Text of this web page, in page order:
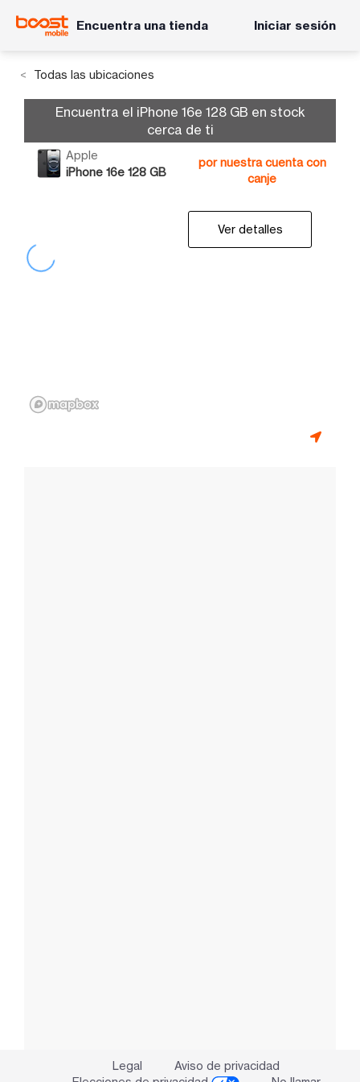
Encuentra una tienda Iniciar sesión
Todas las ubicaciones
Encuentra el iPhone 16e 128 GB en stock
cerca de ti
Apple
iPhone 16e 128 GB
por nuestra cuenta con
canje
Ver detalles
Legal
Aviso de privacidad